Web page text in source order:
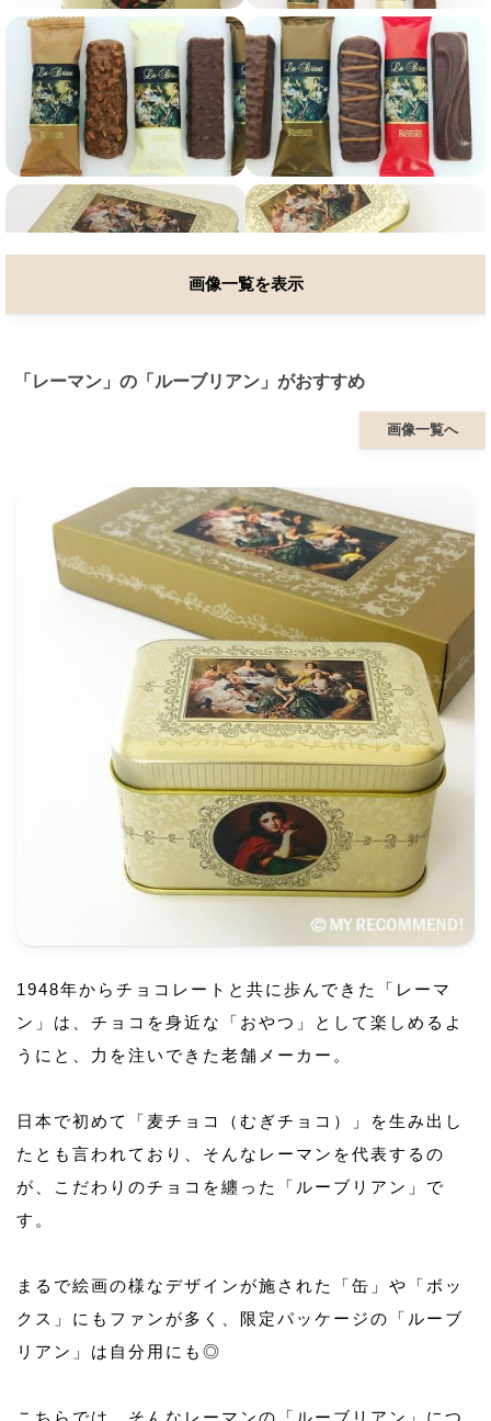
画像一覧を表示
「レーマン」の「ルーブリアン」がおすすめ
画像一覧へ
1948年からチョコレートと共に歩んできた「レーマ
ン」は、チョコを身近な「おやつ」として楽しめるよ
うにと、力を注いできた老舗メーカー。
日本で初めて「麦チョコ（むぎチョコ）」を生み出し
たとも言われており、そんなレーマンを代表するの
が、こだわりのチョコを纏った「ルーブリアン」で
す。
まるで絵画の様なデザインが施された「缶」や「ボッ
クス」にもファンが多く、限定パッケージの「ルーブ
リアン」は自分用にも◎
こちらでは、そんなレーマンの「ルーブリアン」につ